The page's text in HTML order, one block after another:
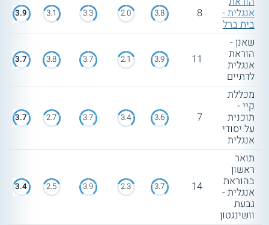
אנגלית -
בית ברל
8
3.8
2.0
3.3
3.1
3.9
שאנן -
הוראת
אנגלית
לדתיים
11
3.9
2.1
3.7
3.8
3.7
מכללת
קיי -
תוכנית
על יסודי
אנגלית
7
3.6
3.4
3.7
2.7
3.7
תואר
ראשון
בהוראת
אנגלית -
גבעת
וושינגטון
14
3.7
2.3
3.9
2.5
3.4